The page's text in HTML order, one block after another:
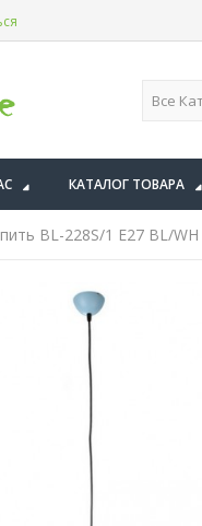
КАТАЛОГ ТОВАРА
BL-228S/1 E27 BL/